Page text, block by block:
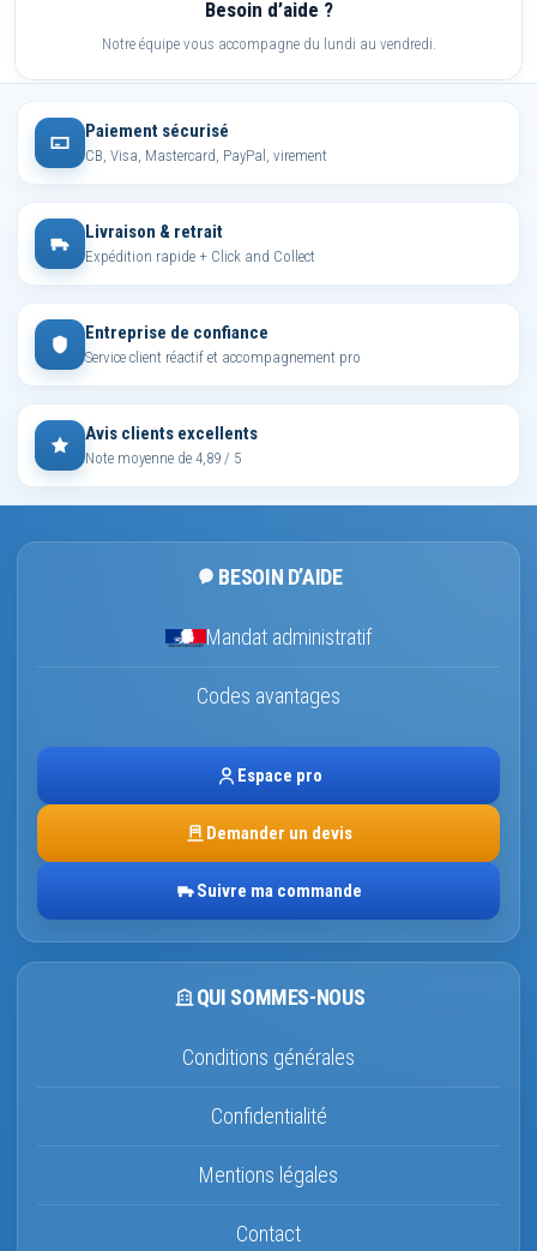
Besoin d’aide ?
Notre équipe vous accompagne du lundi au vendredi.
Paiement sécurisé
CB, Visa, Mastercard, PayPal, virement
Livraison & retrait
Expédition rapide + Click and Collect
Entreprise de confiance
Service client réactif et accompagnement pro
Avis clients excellents
Note moyenne de 4,89 / 5
BESOIN D’AIDE
Mandat administratif
Codes avantages
Espace pro
Demander un devis
Suivre ma commande
QUI SOMMES-NOUS
Conditions générales
Confidentialité
Mentions légales
Contact